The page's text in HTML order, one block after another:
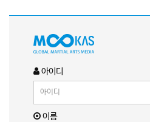
아이디
이름